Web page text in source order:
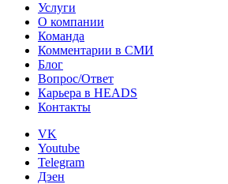
Услуги
О компании
Команда
Комментарии в СМИ
Блог
Вопрос/Ответ
Карьера в HEADS
Контакты
VK
Youtube
Telegram
Дэен